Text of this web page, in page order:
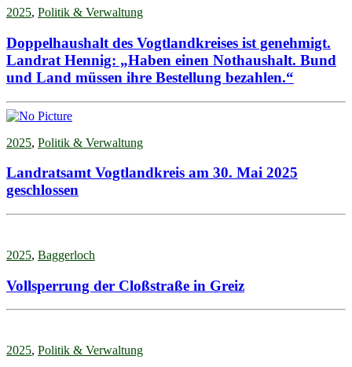
2025, Politik & Verwaltung
Doppelhaushalt des Vogtlandkreises ist genehmigt.
Landrat Hennig: „Haben einen Nothaushalt. Bund
und Land müssen ihre Bestellung bezahlen.“
2025, Politik & Verwaltung
Landratsamt Vogtlandkreis am 30. Mai 2025
geschlossen
2025, Baggerloch
Vollsperrung der Cloßstraße in Greiz
2025, Politik & Verwaltung